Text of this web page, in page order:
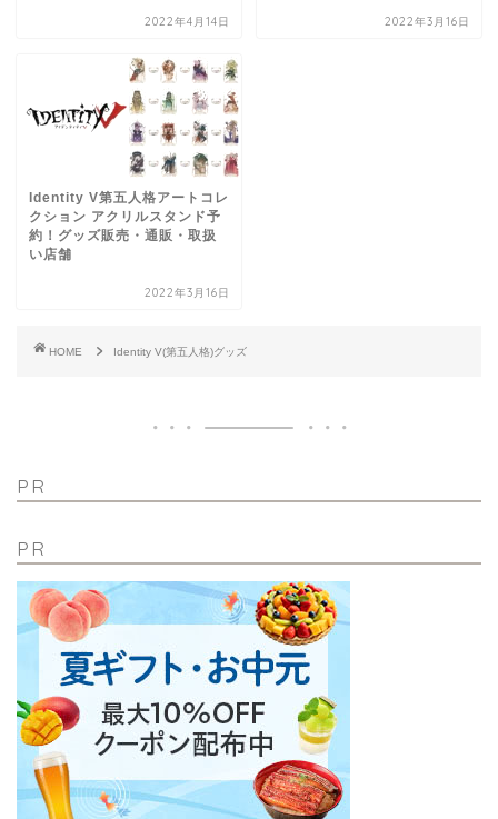
2022年4月14日 2022年3月16日
Identity V第五人格アートコレ
クション アクリルスタンド予
約！グッズ販売・通販・取扱
い店舗
2022年3月16日
HOME Identity V(第五人格)グッズ
PR
PR